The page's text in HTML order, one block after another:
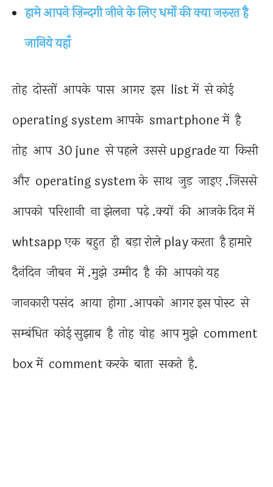
हामे आपने ज़िन्दगी जीने के लिए धर्मो की क्या जरुरत है
जानिये यहाँ
तोह दोस्तों आपके पास आगर इस list में से कोई
operating system आपके smartphone में है
तोह आप 30 june से पहले उससे upgrade या किसी
और operating system के साथ जुड़ जाइए .जिससे
आपको परिशानी ना झेलना पढ़े .क्यों की आजके दिन में
whtsapp एक बहुत ही बड़ा रोले play करता है हामारे
दैनंदिन जीबन में .मुझे उम्मीद है की आपको यह
जानकारी पसंद आया होगा .आपको आगर इस पोस्ट से
सम्बंधित कोई सुझाब है तोह वोह आप मुझे comment
box में comment करके बाता सकते है.